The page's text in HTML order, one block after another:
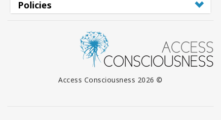
Policies
© 2026 Access Consciousness